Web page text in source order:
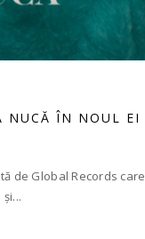
NUCĂ ÎN NOUL EI
de Global Records care